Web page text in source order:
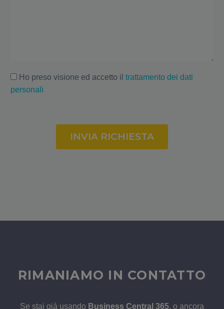
Ho preso visione ed accetto il trattamento dei dati
personali
RIMANIAMO IN CONTATTO
Se stai già usando Business Central 365, o ancora